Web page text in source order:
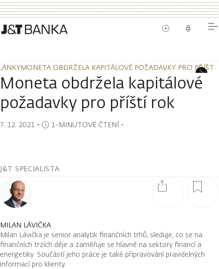
MONETA OBDRŽELA KAPITÁLOVÉ POŽADAVKY PRO PŘÍŠTÍ
MONETA OBDRŽELA KAPITÁLOVÉ POŽADAVKY PRO PŘÍŠTÍ
Moneta obdržela kapitálové
požadavky pro příští rok
7. 12. 2021 ・ 1-MINUTOVÉ ČTENÍ・
J&T SPECIALISTA
MILAN LÁVIČKA
Milan Lávička je senior analytik finančních trhů, sleduje, co se na
finančních trzích děje a zaměřuje se hlavně na sektory financí a
energetiky. Součástí jeho práce je také připravování pravidelných
informací pro klienty.